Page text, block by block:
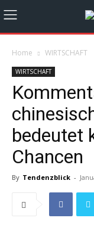
Home WIRTSCHAFT
WIRTSCHAFT
bedeutet
Chancen
By Tendenzblick -